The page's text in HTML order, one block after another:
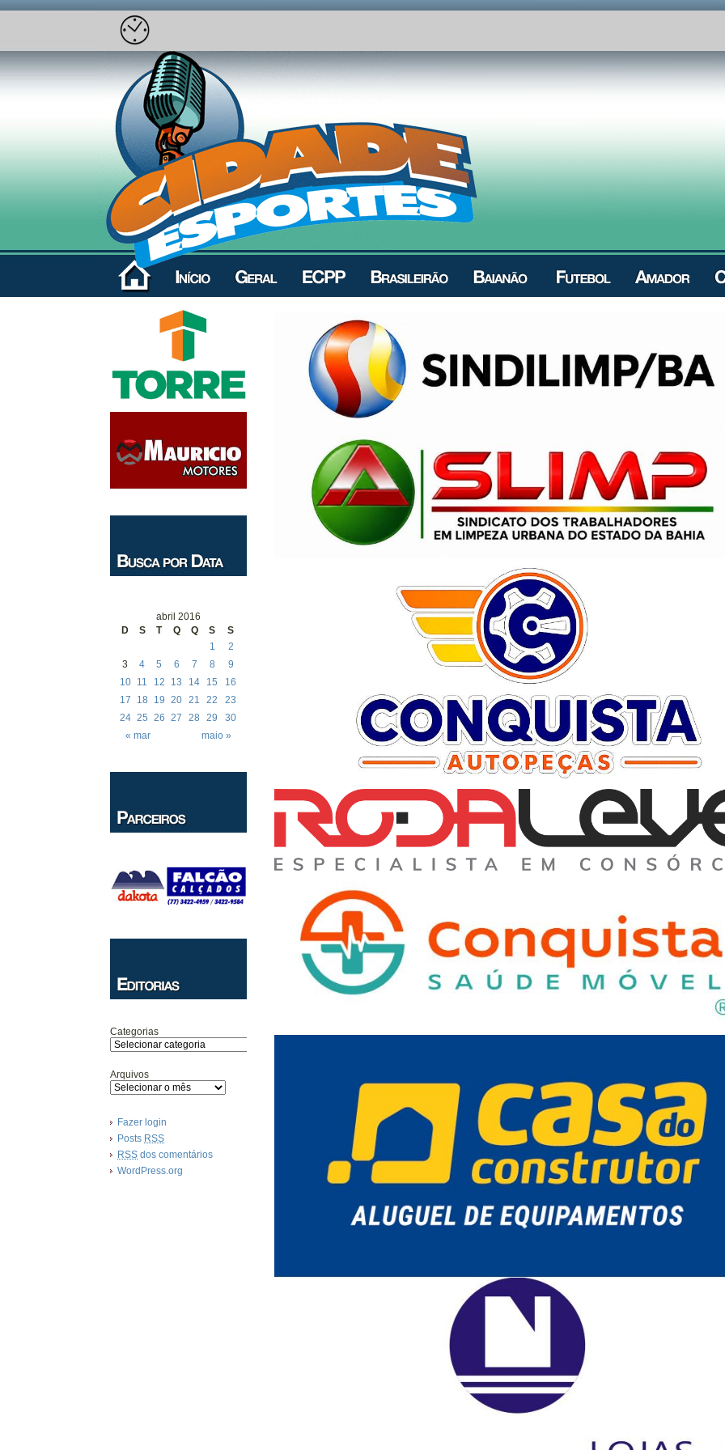
abril 2016
D
S T Q Q S S
« mar maio »
1
2
3
4 5 6 7 8
9
10
11 12 13 14 15
16
17
18 19 20 21 22
23
24 25 26 27 28 29 30
Categorias
Arquivos
Fazer login
Posts RSS
RSS dos comentários
WordPress.org